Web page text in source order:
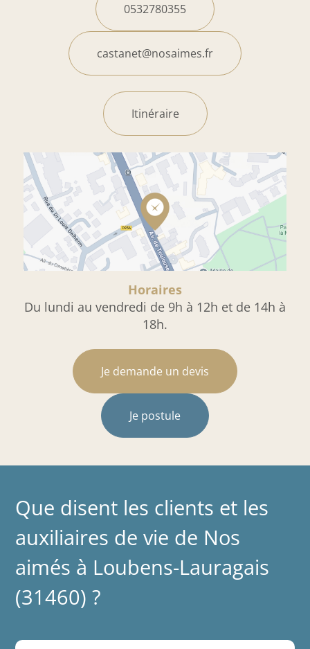
0532780355
castanet@nosaimes.fr
Itinéraire
Horaires
Du lundi au vendredi de 9h à 12h et de 14h à
18h.
Je demande un devis
Je postule
Que disent les clients et les
auxiliaires de vie de Nos
aimés à Loubens-Lauragais
(31460) ?